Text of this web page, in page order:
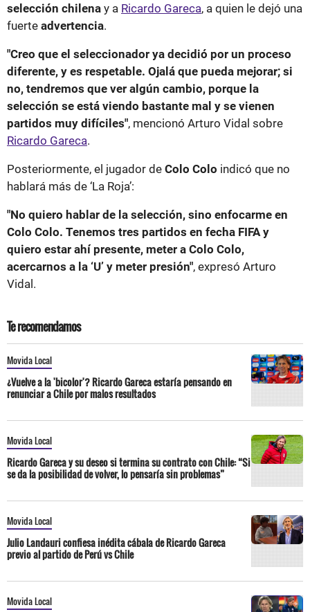
selección chilena y a Ricardo Gareca, a quien le dejó una
fuerte advertencia.
"Creo que el seleccionador ya decidió por un proceso
diferente, y es respetable. Ojalá que pueda mejorar; si
no, tendremos que ver algún cambio, porque la
selección se está viendo bastante mal y se vienen
partidos muy difíciles", mencionó Arturo Vidal sobre
Ricardo Gareca.
Posteriormente, el jugador de Colo Colo indicó que no
hablará más de ‘La Roja’:
"No quiero hablar de la selección, sino enfocarme en
Colo Colo. Tenemos tres partidos en fecha FIFA y
quiero estar ahí presente, meter a Colo Colo,
acercarnos a la ‘U’ y meter presión", expresó Arturo
Vidal.
Te recomendamos
Movida Local
¿Vuelve a la 'bicolor'? Ricardo Gareca estaría pensando en
renunciar a Chile por malos resultados
Movida Local
Ricardo Gareca y su deseo si termina su contrato con Chile: “Si
se da la posibilidad de volver, lo pensaría sin problemas”
Movida Local
Julio Landauri confiesa inédita cábala de Ricardo Gareca
previo al partido de Perú vs Chile
Movida Local